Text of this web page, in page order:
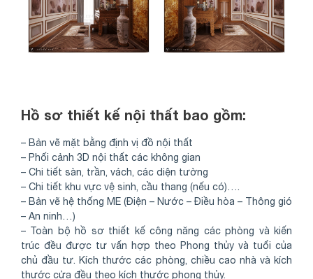
Hồ sơ thiết kế nội thất bao gồm:
– Bản vẽ mặt bằng định vị đồ nội thất
– Phối cảnh 3D nội thất các không gian
– Chi tiết sàn, trần, vách, các diện tường
– Chi tiết khu vực vệ sinh, cầu thang (nếu có)….
– Bản vẽ hệ thống ME (Điện – Nước – Điều hòa – Thông gió
– An ninh…)
– Toàn bộ hồ sơ thiết kế công năng các phòng và kiến
trúc đều được tư vấn hợp theo Phong thủy và tuổi của
chủ đầu tư. Kích thước các phòng, chiều cao nhà và kích
thước cửa đều theo kích thước phong thủy.